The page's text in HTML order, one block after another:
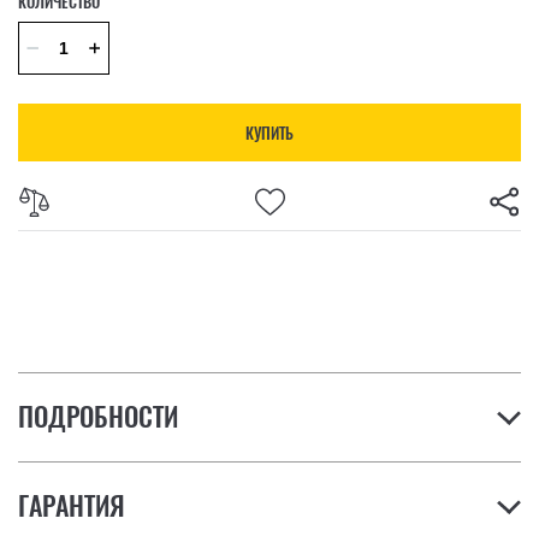
КУПИТЬ
ПОДРОБНОСТИ
ГАРАНТИЯ